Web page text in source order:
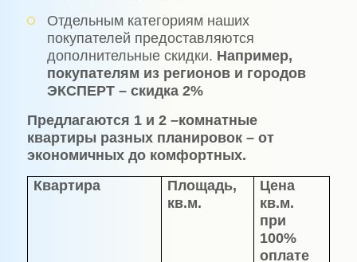
Отдельным категориям наших
покупателей предоставляются
дополнительные скидки. Например,
покупателям из регионов и городов
ЭКСПЕРТ – скидка 2%
Предлагаются 1 и 2 –комнатные
квартиры разных планировок – от
экономичных до комфортных.
Квартира
Площадь,
кв.м.
Цена
кв.м.
при
100%
оплате